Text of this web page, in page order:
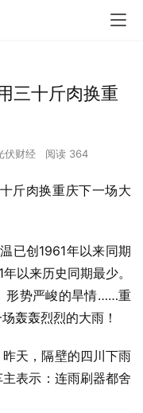
三十斤肉换重
伏财经 阅读 364
斤肉换重庆下一场大
已创1961年以来同期
以来历史同期最少。
形势严峻的旱情……重
轰轰烈烈的大雨！
天，隔壁的四川下雨
表示：连雨刷器都舍